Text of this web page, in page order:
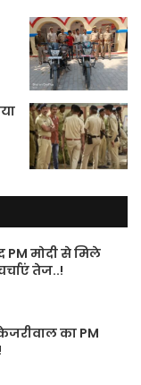
PM मोदी से मिले
तेज..!
का PM